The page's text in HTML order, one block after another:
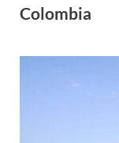
Colombia